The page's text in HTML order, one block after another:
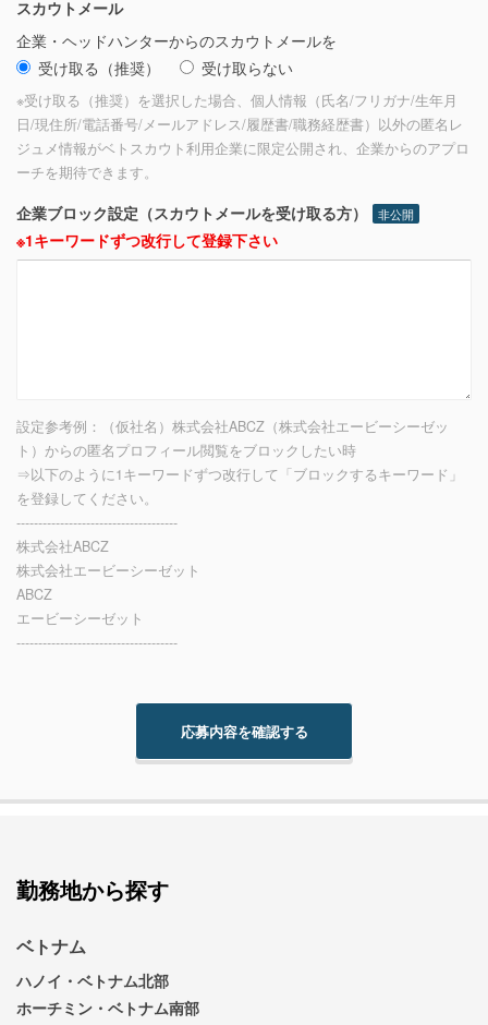
スカウトメール
企業・ヘッドハンターからのスカウトメールを
受け取る（推奨）
受け取らない
※受け取る（推奨）を選択した場合、個人情報（氏名/フリガナ/生年月
日/現住所/電話番号/メールアドレス/履歴書/職務経歴書）以外の匿名レ
ジュメ情報がベトスカウト利用企業に限定公開され、企業からのアプロ
ーチを期待できます。
企業ブロック設定（スカウトメールを受け取る方） 非公開
※1キーワードずつ改行して登録下さい
設定参考例：（仮社名）株式会社ABCZ（株式会社エービーシーゼッ
ト）からの匿名プロフィール閲覧をブロックしたい時
⇒以下のように1キーワードずつ改行して「ブロックするキーワード」
を登録してください。
-------------------------------------
株式会社ABCZ
株式会社エービーシーゼット
ABCZ
エービーシーゼット
-------------------------------------
勤務地から探す
ベトナム
ハノイ・ベトナム北部
ホーチミン・ベトナム南部